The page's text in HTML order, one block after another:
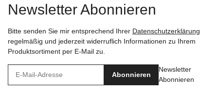
Newsletter Abonnieren
Bitte senden Sie mir entsprechend Ihrer Datenschutzerklärung
regelmäßig und jederzeit widerruflich Informationen zu Ihrem
Produktsortiment per E-Mail zu.
Abonnieren
Newsletter
Abonnieren